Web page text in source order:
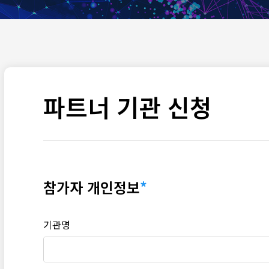
파트너 기관 신청
참가자 개인정보
기관명